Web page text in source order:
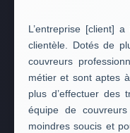
L’entreprise [client]
clientèle. Dotés de
couvreurs
métier et sont aptes
plus d’effectuer des
équipe de
moindres soucis et